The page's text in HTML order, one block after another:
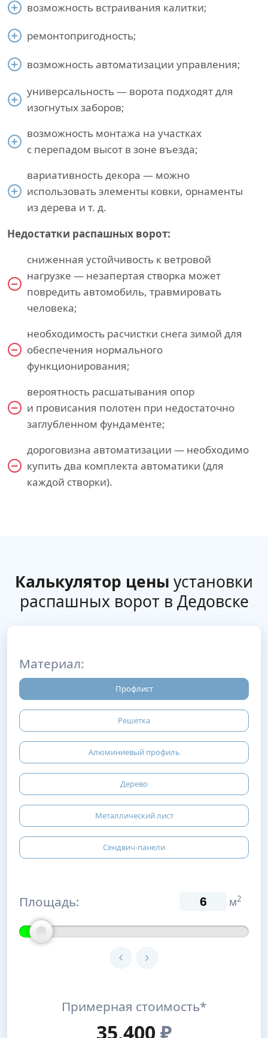
возможность встраивания калитки;
ремонтопригодность;
возможность автоматизации управления;
универсальность — ворота подходят для
изогнутых заборов;
возможность монтажа на участках
с перепадом высот в зоне въезда;
вариативность декора — можно
использовать элементы ковки, орнаменты
из дерева и т. д.
Недостатки распашных ворот:
сниженная устойчивость к ветровой
нагрузке — незапертая створка может
повредить автомобиль, травмировать
человека;
необходимость расчистки снега зимой для
обеспечения нормального
функционирования;
вероятность расшатывания опор
и провисания полотен при недостаточно
заглубленном фундаменте;
дороговизна автоматизации — необходимо
купить два комплекта автоматики (для
каждой створки).
Калькулятор цены установки
распашных ворот в Дедовске
Материал:
Профлист
Решетка
Алюминиевый профиль
Дерево
Металлический лист
Сендвич-панели
Площадь: м2
Примерная стоимость*
35,400₽